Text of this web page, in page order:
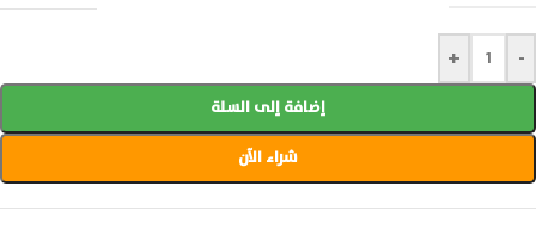
-
+
إضافة إلى السلة
شراء الآن